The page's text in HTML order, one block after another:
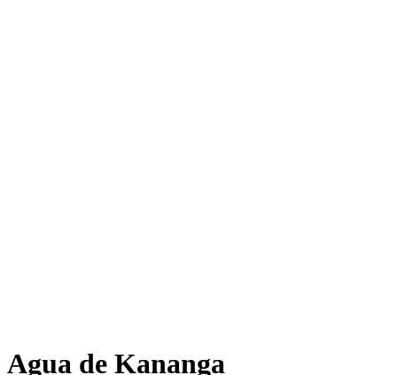
Agua de Kananga